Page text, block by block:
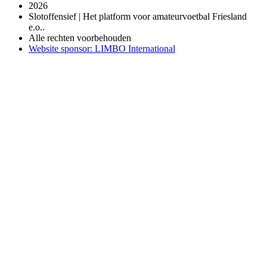
2026
Slotoffensief | Het platform voor amateurvoetbal Friesland
e.o..
Alle rechten voorbehouden
Website sponsor: LIMBO International